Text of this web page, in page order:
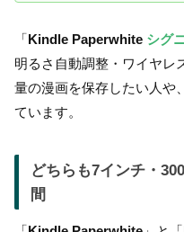
「 Kindle Paperwhite シグ
明るさ自動調整・ワイヤレ
量の漫画を保存したい人や
ています。
どちらも7インチ・
間